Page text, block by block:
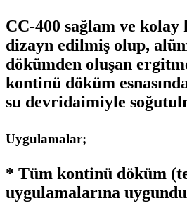
CC-400 sağlam ve kolay
dizayn edilmiş olup,
dökümden oluşan
kontinü döküm
su devridaimiyle
Uygulamalar;
* Tüm kontinü döküm
uygulamalarına